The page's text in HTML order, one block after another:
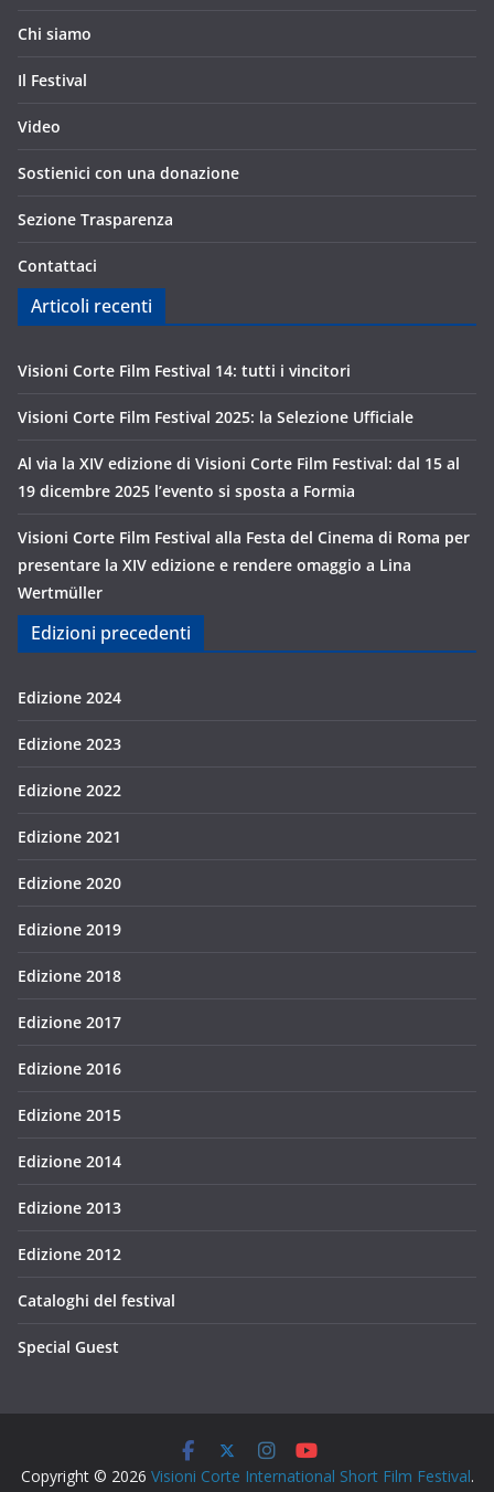
Chi siamo
Il Festival
Video
Sostienici con una donazione
Sezione Trasparenza
Contattaci
Articoli recenti
Visioni Corte Film Festival 14: tutti i vincitori
Visioni Corte Film Festival 2025: la Selezione Ufficiale
Al via la XIV edizione di Visioni Corte Film Festival: dal 15 al
19 dicembre 2025 l’evento si sposta a Formia
Visioni Corte Film Festival alla Festa del Cinema di Roma per
presentare la XIV edizione e rendere omaggio a Lina
Wertmüller
Edizioni precedenti
Edizione 2024
Edizione 2023
Edizione 2022
Edizione 2021
Edizione 2020
Edizione 2019
Edizione 2018
Edizione 2017
Edizione 2016
Edizione 2015
Edizione 2014
Edizione 2013
Edizione 2012
Cataloghi del festival
Special Guest
Copyright © 2026 Visioni Corte International Short Film Festival.